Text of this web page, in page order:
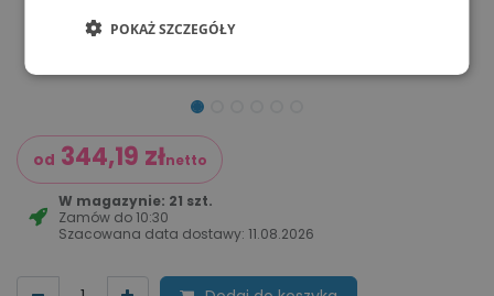
od 344,19 złnetto
W magazynie: 21 szt.
Zamów do10:30
Szacowana data dostawy:11.08.2026
POKAŻ SZCZEGÓŁY